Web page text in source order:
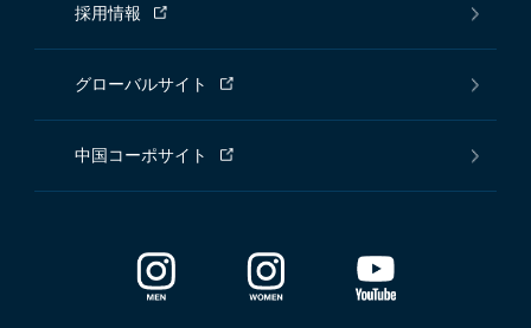
採用情報
グローバルサイト
中国コーポサイト